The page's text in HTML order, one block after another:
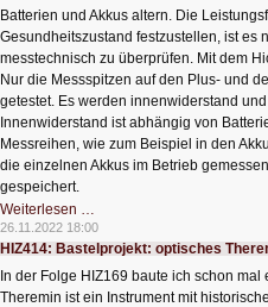
Batterien und Akkus altern. Die
Gesundheitszustand festzustellen, ist es
messtechnisch zu überprüfen. Mit dem
Nur die Messspitzen auf den Plus- und
getestet. Es werden innenwiderstand
Innenwiderstand ist abhängig von
Messreihen, wie zum Beispiel in den
die einzelnen Akkus im Betrieb
gespeichert.
Weiterlesen …
Batterien
und
Akkus
26.11.2022 18:00
HIZ414: Bastelprojekt: optisches
In der Folge HIZ169 baute ich schon
Theremin ist ein Instrument mit